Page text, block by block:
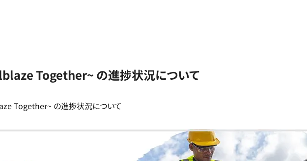
Together~ の進捗状況について
Together~ の進捗状況について